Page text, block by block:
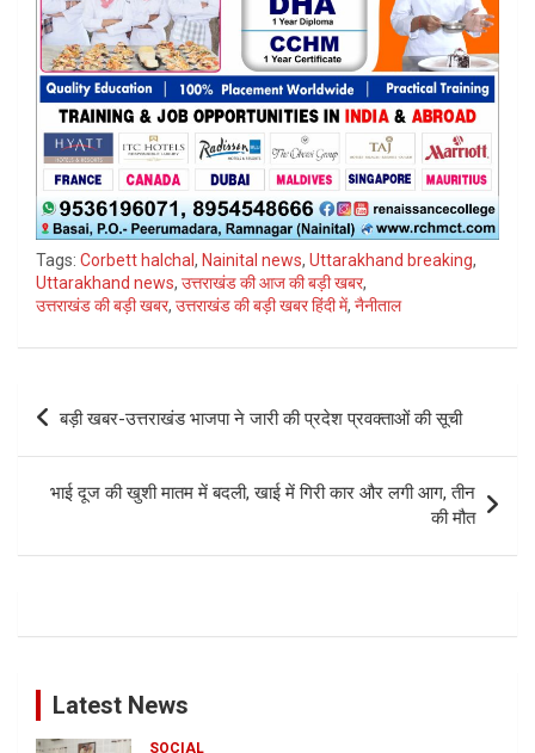
Tags: Corbett halchal , Nainital news, Uttarakhand breaking,
Uttarakhand news, उत्तराखंड की आज की बड़ी खबर,
उत्तराखंड की बड़ी खबर, उत्तराखंड की बड़ी खबर हिंदी में, नैनीताल
Post
navigation
बड़ी खबर-उत्तराखंड भाजपा ने जारी की प्रदेश प्रवक्ताओं की सूची
भाई दूज की खुशी मातम में बदली, खाई में गिरी कार और लगी आग, तीन
की मौत
Latest News
SOCIAL